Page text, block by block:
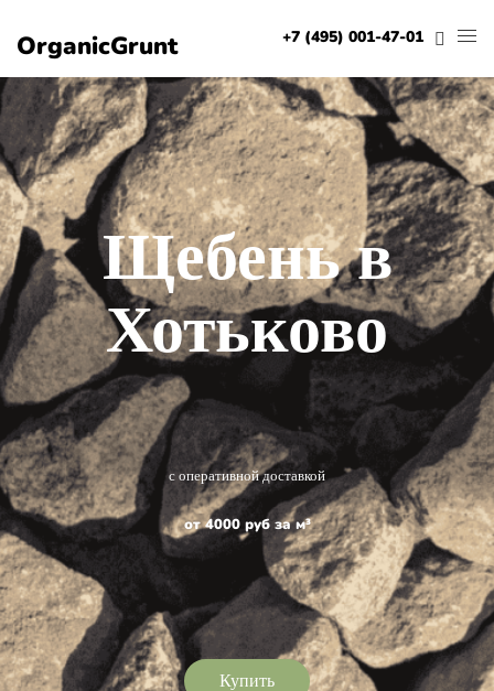
OrganicGrunt +7 (495) 001-47-01
Щебень в
Хотьково
с оперативной доставкой
от 4000 руб за м³
Купить